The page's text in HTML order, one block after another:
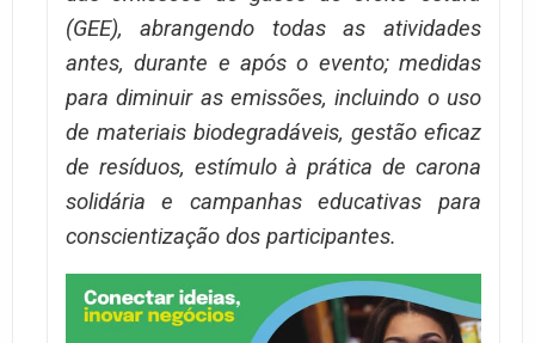
(GEE), abrangendo todas as atividades
antes, durante e após o evento; medidas
para diminuir as emissões, incluindo o uso
de materiais biodegradáveis, gestão eficaz
de resíduos, estímulo à prática de carona
solidária e campanhas educativas para
conscientização dos participantes.